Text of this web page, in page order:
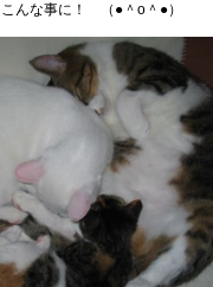
に！ （●＾o＾●）